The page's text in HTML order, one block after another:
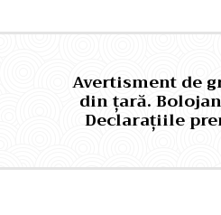
Avertisment de
din țară.
Declarațiile